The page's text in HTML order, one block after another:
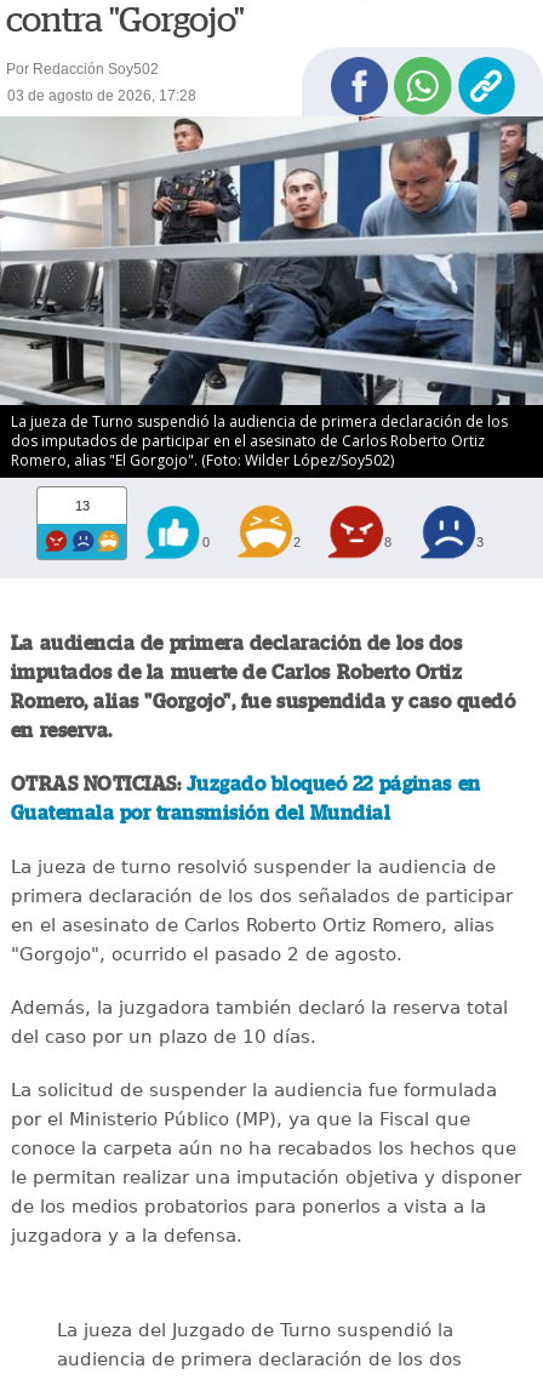
contra "Gorgojo"
Por Redacción Soy502
03 de agosto de 2026, 17:28
La jueza de Turno suspendió la audiencia de primera declaración de los
dos imputados de participar en el asesinato de Carlos Roberto Ortiz
Romero, alias "El Gorgojo". (Foto: Wilder López/Soy502)
13
0 2 8 3
La audiencia de primera declaración de los dos
imputados de la muerte de Carlos Roberto Ortiz
Romero, alias "Gorgojo", fue suspendida y caso quedó
en reserva.
OTRAS NOTICIAS:Juzgado bloqueó 22 páginas en
Guatemala por transmisión del Mundial
La jueza de turno resolvió suspender la audiencia de
primera declaración de los dos señalados de participar
en el asesinato de Carlos Roberto Ortiz Romero, alias
"Gorgojo", ocurrido el pasado 2 de agosto.
Además, la juzgadora también declaró la reserva total
del caso por un plazo de 10 días.
La solicitud de suspender la audiencia fue formulada
por el Ministerio Público (MP), ya que la Fiscal que
conoce la carpeta aún no ha recabados los hechos que
le permitan realizar una imputación objetiva y disponer
de los medios probatorios para ponerlos a vista a la
juzgadora y a la defensa.
La jueza del Juzgado de Turno suspendió la
audiencia de primera declaración de los dos